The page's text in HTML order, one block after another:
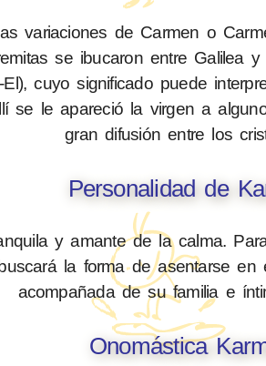
variaciones de Carmen o
se ibucaron entre Galilea
se le apareció la virgen a
gran difusión entre los
Personalidad de
y amante de la calma.
la forma de asentarse
acompañada de su familia e
Onomástica